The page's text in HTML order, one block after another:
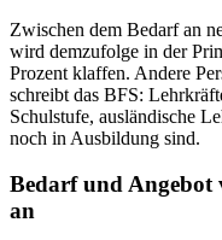
Zwischen dem Bedarf an
wird demzufolge in der
Prozent klaffen. Andere
schreibt das BFS:
Schulstufe, ausländische
noch in Ausbildung sind.
Bedarf und Angebot
an